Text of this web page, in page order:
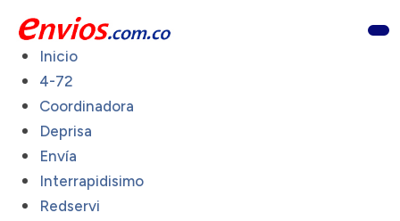
Inicio
4-72
Coordinadora
Deprisa
Envía
Interrapidisimo
Redservi